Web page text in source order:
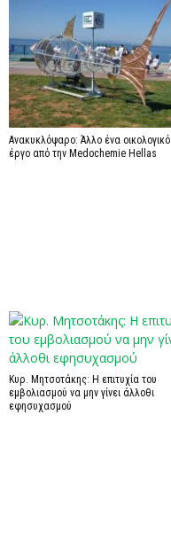
Ανακυκλόψαρο: Άλλο ένα οικολογικό
έργο από την Medochemie Hellas
Κυρ. Μητσοτάκης: Η επιτυχία του
εμβολιασμού να μην γίνει άλλοθι
εφησυχασμού